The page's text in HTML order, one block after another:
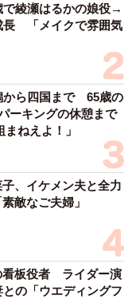
で綾瀬はるかの娘役→
長 「メイクで雰囲気
から四国まで 65歳の
ーキングの休憩まで
ねえよ！」
子、イケメン夫と全力
敵なご夫婦」
看板役者 ライダー演
の「ウエディングフ